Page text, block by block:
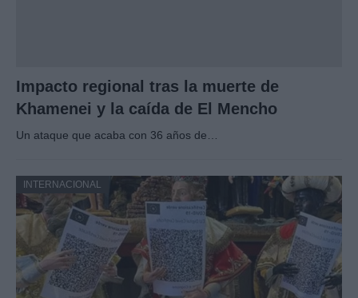
Impacto regional tras la muerte de
Khamenei y la caída de El Mencho
Un ataque que acaba con 36 años de…
INTERNACIONAL